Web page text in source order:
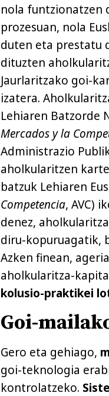
nola funtzionatzen
prozesuan, nola
duten eta prestatu
dituzten
Jaurlaritzako goi-
izatera.
Lehiaren Batzorde
Mercados y la
Administrazio
aholkularitzen
batzuk Lehiaren
Competencia, AVC)
denez,
diru-kopuruagatik,
Azken finean,
aholkularitza-
kolusio-praktikei
Goi-
Gero eta gehiago,
goi-teknologia
kontrolatzeko.